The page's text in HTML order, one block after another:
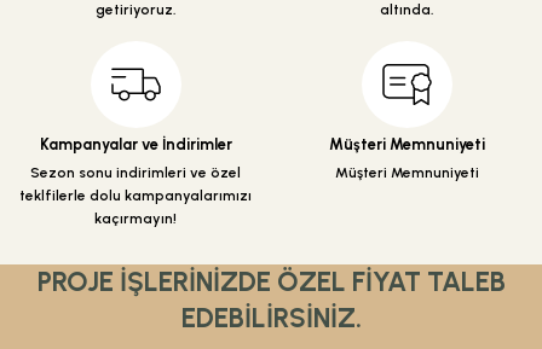
getiriyoruz.
altında.
Kampanyalar ve İndirimler
Sezon sonu indirimleri ve özel
teklfilerle dolu kampanyalarımızı
kaçırmayın!
Müşteri Memnuniyeti
Müşteri Memnuniyeti
PROJE İŞLERİNİZDE ÖZEL FİYAT TALEB
EDEBİLİRSİNİZ.